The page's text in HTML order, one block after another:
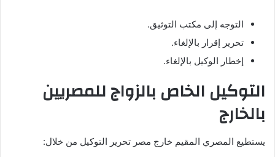
التوجه إلى مكتب التوثيق.
تحرير إقرار بالإلغاء.
إخطار الوكيل بالإلغاء.
التوكيل الخاص بالزواج للمصريين
بالخارج
يستطيع المصري المقيم خارج مصر تحرير التوكيل من خلال: